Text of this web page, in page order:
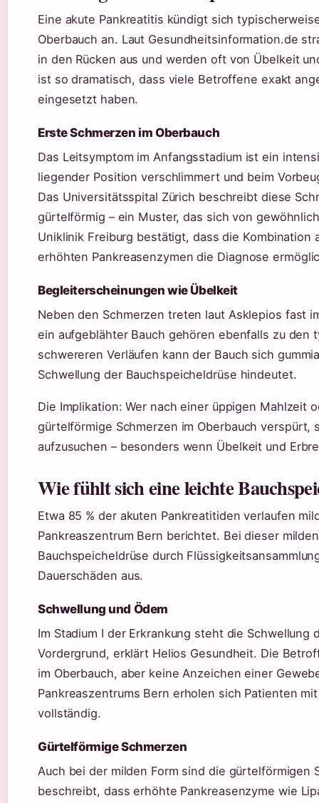
Eine akute Pankreatitis kündigt sich
Oberbauch an. Laut Gesundheitsinformation.de
in den Rücken aus und werden oft von Übelkeit
ist so dramatisch, dass viele Betroffene exakt
eingesetzt haben.
Erste Schmerzen im Oberbauch
Das Leitsymptom im Anfangsstadium ist ein
liegender Position verschlimmert und beim
Das Universitätsspital Zürich beschreibt diese
gürtelförmig – ein Muster, das sich von
Uniklinik Freiburg bestätigt, dass die Kombination
erhöhten Pankreasenzymen die Diagnose
Begleiterscheinungen wie Übelkeit
Neben den Schmerzen treten laut Asklepios fast
ein aufgeblähter Bauch gehören ebenfalls zu den
schwereren Verläufen kann der Bauch sich
Schwellung der Bauchspeicheldrüse hindeutet.
Die Implikation: Wer nach einer üppigen Mahlzeit
gürtelförmige Schmerzen im Oberbauch
aufzusuchen – besonders wenn Übelkeit und
Wie fühlt sich eine leichte
Etwa 85 % der akuten Pankreatitiden verlaufen
Pankreaszentrum Bern berichtet. Bei dieser
Bauchspeicheldrüse durch
Dauerschäden aus.
Schwellung und Ödem
Im Stadium I der Erkrankung steht die Schwellung
Vordergrund, erklärt Helios Gesundheit. Die
im Oberbauch, aber keine Anzeichen einer
Pankreaszentrums Bern erholen sich Patienten
vollständig.
Gürtelförmige Schmerzen
Auch bei der milden Form sind die gürtelförmigen
beschreibt, dass erhöhte Pankreasenzyme wie